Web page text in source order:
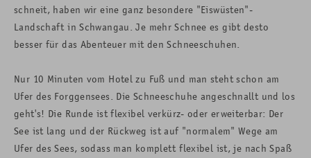
schneit, haben wir eine ganz besondere "Eiswüsten"-
Landschaft in Schwangau. Je mehr Schnee es gibt desto
besser für das Abenteuer mit den Schneeschuhen.
Nur 10 Minuten vom Hotel zu Fuß und man steht schon am
Ufer des Forggensees. Die Schneeschuhe angeschnallt und los
geht's! Die Runde ist flexibel verkürz- oder erweiterbar: Der
See ist lang und der Rückweg ist auf "normalem" Wege am
Ufer des Sees, sodass man komplett flexibel ist, je nach Spaß